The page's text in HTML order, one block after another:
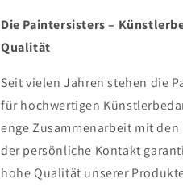
Die Paintersisters –
Qualität
Seit vielen Jahren stehen die
für hochwertigen
enge Zusammenarbeit mit
der persönliche Kontakt
hohe Qualität unserer